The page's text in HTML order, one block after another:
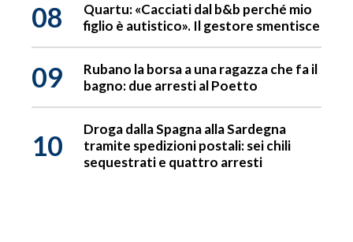
08
Quartu: «Cacciati dal b&b perché mio
figlio è autistico». Il gestore smentisce
09
Rubano la borsa a una ragazza che fa il
bagno: due arresti al Poetto
10
Droga dalla Spagna alla Sardegna
tramite spedizioni postali: sei chili
sequestrati e quattro arresti